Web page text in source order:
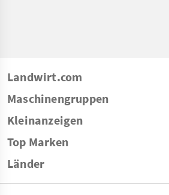
Landwirt.com
Maschinengruppen
Kleinanzeigen
Top Marken
Länder